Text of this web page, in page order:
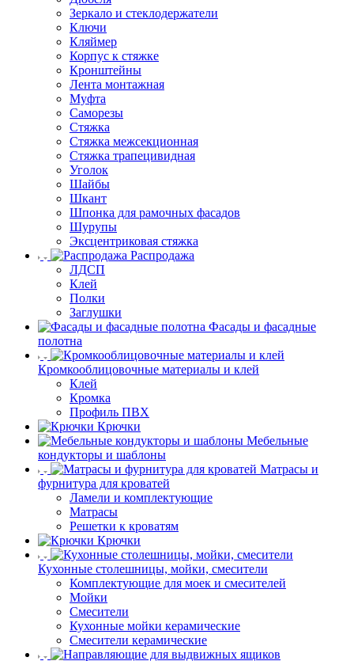
Зеркало и стеклодержатели
Ключи
Кляймер
Корпус к стяжке
Кронштейны
Лента монтажная
Муфта
Саморезы
Стяжка
Стяжка межсекционная
Стяжка трапецивидная
Уголок
Шайбы
Шкант
Шпонка для рамочных фасадов
Шурупы
Эксцентриковая стяжка
Распродажа
ЛДСП
Клей
Полки
Заглушки
Фасады и фасадные
полотна
Кромкооблицовочные материалы и клей
Клей
Кромка
Профиль ПВХ
Крючки
Мебельные
кондукторы и шаблоны
Матрасы и
фурнитура для кроватей
Ламели и комплектующие
Матрасы
Решетки к кроватям
Крючки
Кухонные столешницы, мойки, смесители
Комплектующие для моек и смесителей
Мойки
Смесители
Кухонные мойки керамические
Смесители керамические